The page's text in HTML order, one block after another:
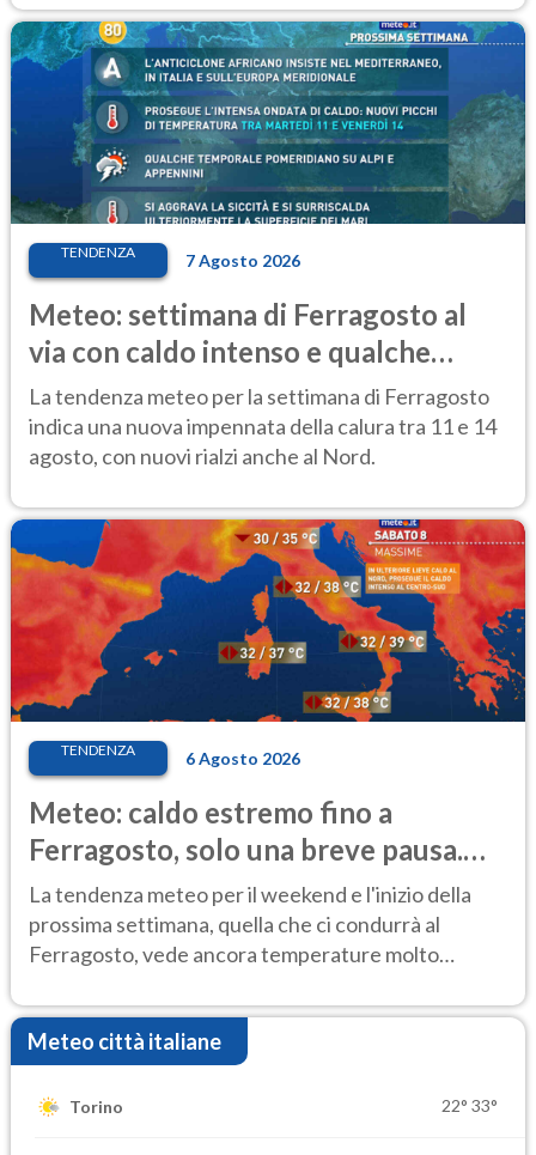
TENDENZA 7 Agosto 2026
Meteo: settimana di Ferragosto al
via con caldo intenso e qualche
temporale
La tendenza meteo per la settimana di Ferragosto
indica una nuova impennata della calura tra 11 e 14
agosto, con nuovi rialzi anche al Nord.
TENDENZA 6 Agosto 2026
Meteo: caldo estremo fino a
Ferragosto, solo una breve pausa.
Ecco dove
La tendenza meteo per il weekend e l'inizio della
prossima settimana, quella che ci condurrà al
Ferragosto, vede ancora temperature molto
Meteo città italiane
Torino 22° 33°